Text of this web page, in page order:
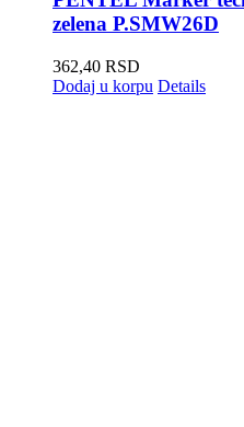
zelena P.SMW26D
362,40 RSD
Dodaj u korpu Details